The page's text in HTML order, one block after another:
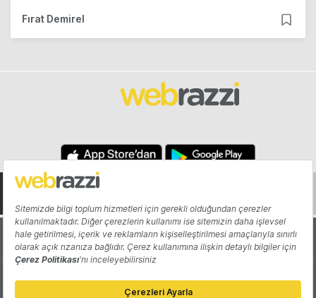
Fırat Demirel
Hakkında Yazarlar
Katkıda Bulun Reklam